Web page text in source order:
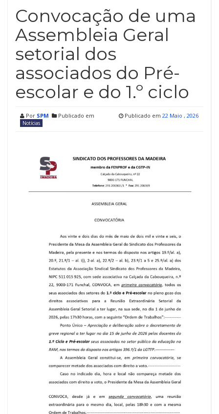
Convocação de uma
Assembleia Geral
setorial dos
associados do Pré-
escolar e do 1.º ciclo
Por SPM Publicado em
Notícias
Publicado em 22 Maio , 2026